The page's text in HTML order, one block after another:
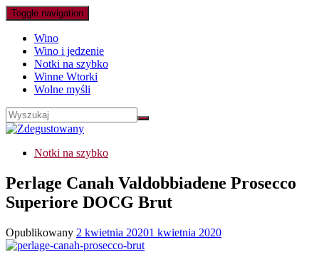
Toggle navigation
Wino
Wino i jedzenie
Notki na szybko
Winne Wtorki
Wolne myśli
Notki na szybko
Perlage Canah Valdobbiadene Prosecco
Superiore DOCG Brut
Opublikowany 2 kwietnia 20201 kwietnia 2020